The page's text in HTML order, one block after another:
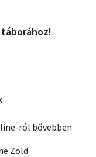
ról bővebben
Zöld